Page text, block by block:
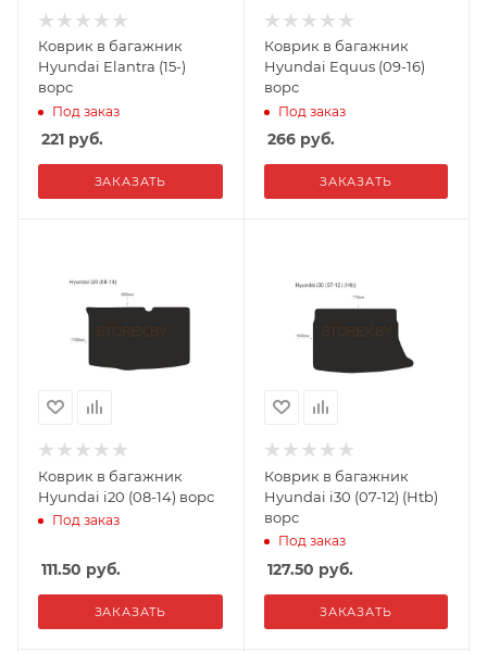
Коврик в багажник
Hyundai Elantra (15-)
ворс
Под заказ
221 руб.
ЗАКАЗАТЬ
Коврик в багажник
Hyundai Equus (09-16)
ворс
Под заказ
266руб.
ЗАКАЗАТЬ
Коврик в багажник
Hyundai i20 (08-14) ворс
Под заказ
111.50 руб.
ЗАКАЗАТЬ
Коврик в багажник
Hyundai i30 (07-12) (Htb)
ворс
Под заказ
127.50 руб.
ЗАКАЗАТЬ